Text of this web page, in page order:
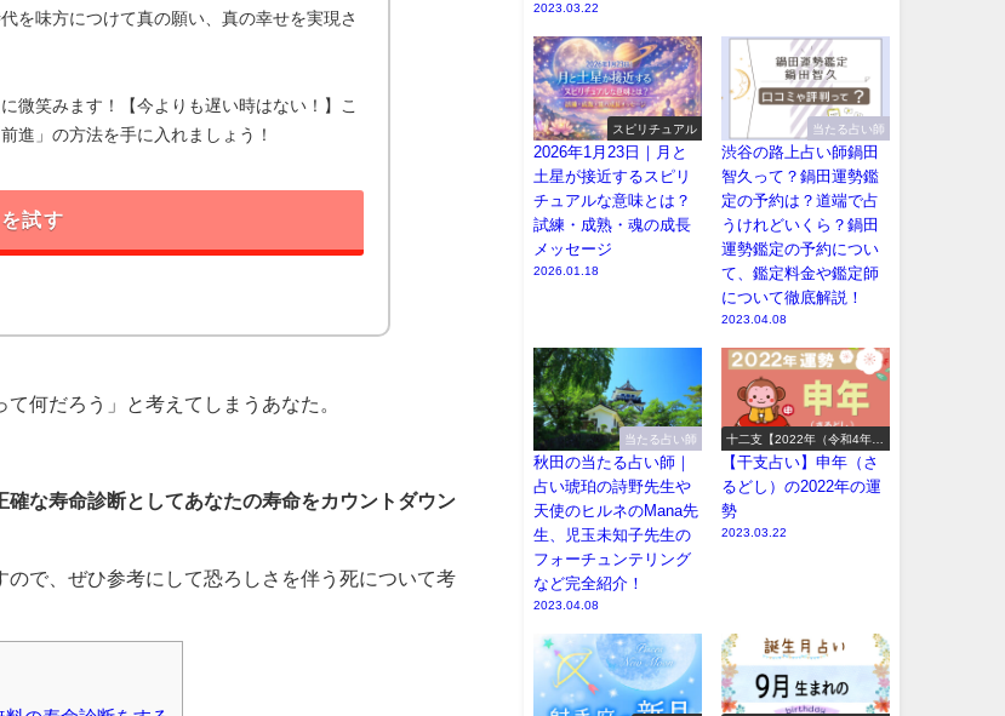
を味方につけて真の願い、真の幸せを実現さ
微笑みます！【今よりも遅い時はない！】こ
進」の方法を手に入れましょう！
試す
何だろう」と考えてしまうあなた。
確な寿命診断としてあなたの寿命をカウントダウン
で、ぜひ参考にして恐ろしさを伴う死について考
2023.03.22
スピリチュアル
2026年1月23日｜月と
土星が接近するスピリ
チュアルな意味とは？
試練・成熟・魂の成長
メッセージ
2026.01.18
当たる占い師
渋谷の路上占い師鍋田
智久って？鍋田運勢鑑
定の予約は？道端で占
うけれどいくら？鍋田
運勢鑑定の予約につい
て、鑑定料金や鑑定師
について徹底解説！
2023.04.08
当たる占い師
秋田の当たる占い師｜
占い琥珀の詩野先生や
天使のヒルネのMana先
生、児玉未知子先生の
フォーチュンテリング
など完全紹介！
2023.04.08
十二支【2022年（令和4年）
の運勢】
【干支占い】申年（さ
るどし）の2022年の運
勢
2023.03.22